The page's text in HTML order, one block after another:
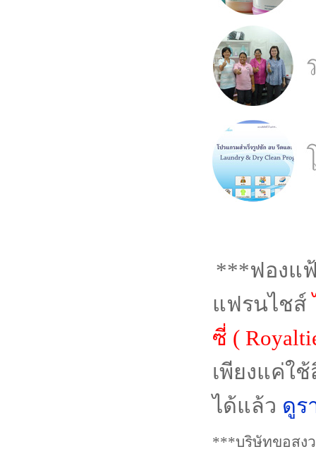
***ฟองแฟ้
แฟรนไชส์
ซี่ (
เพียงแค่ใ
ได้แล้ว ดูร
***บริษัทขอสง